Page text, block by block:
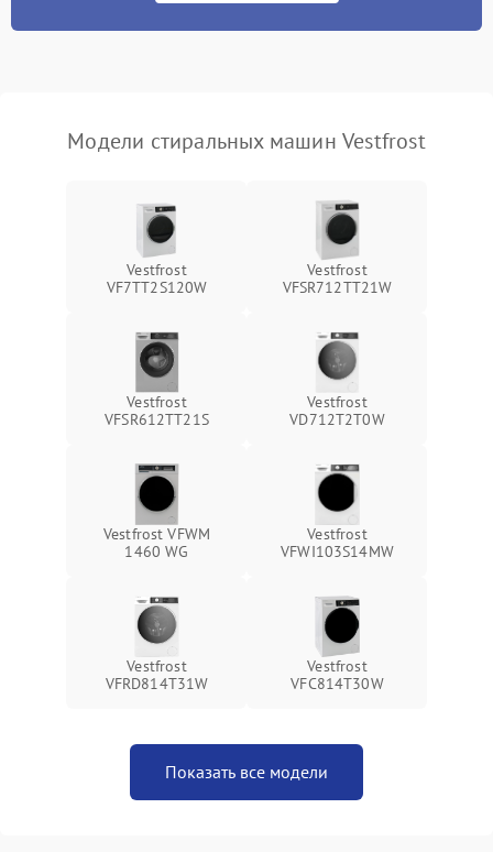
Модели стиральных машин Vestfrost
Vestfrost
VF7TT2S120W
Vestfrost
VFSR712TT21W
Vestfrost
VFSR612TT21S
Vestfrost
VD712T2T0W
Vestfrost VFWM
1460 WG
Vestfrost
VFWI103S14MW
Vestfrost
VFRD814T31W
Vestfrost
VFC814T30W
Показать все модели